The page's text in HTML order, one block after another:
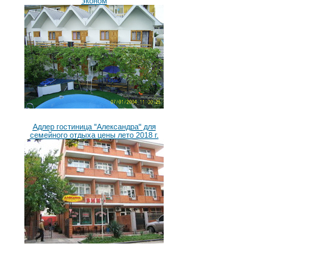
Адлер гостиница "Александра" для
семейного отдыха цены лето 2018 г.